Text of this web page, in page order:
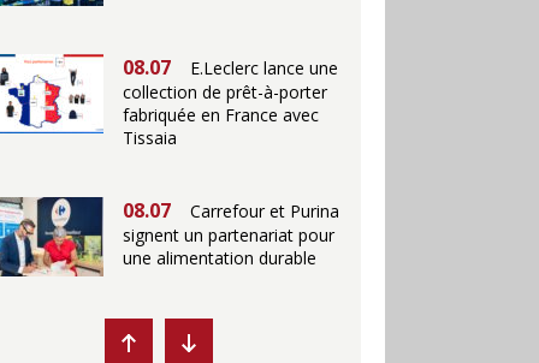
08.07
E.Leclerc lance une
collection de prêt-à-porter
fabriquée en France avec
Tissaia
08.07
Carrefour et Purina
signent un partenariat pour
une alimentation durable
07.07
Ikea propose des